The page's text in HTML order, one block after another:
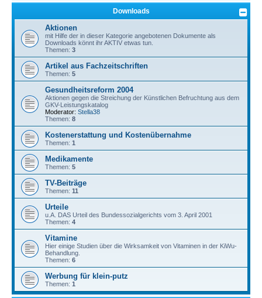
Downloads
Aktionen
mit Hilfe der in dieser Kategorie angebotenen Dokumente als
Downloads könnt ihr AKTIV etwas tun.
Themen: 3
Artikel aus Fachzeitschriften
Themen: 5
Gesundheitsreform 2004
Aktionen gegen die Streichung der Künstlichen Befruchtung aus dem
GKV-Leistungskatalog
Moderator: Stella38
Themen: 8
Kostenerstattung und Kostenübernahme
Themen: 1
Medikamente
Themen: 5
TV-Beiträge
Themen: 11
Urteile
u.A. DAS Urteil des Bundessozialgerichts vom 3. April 2001
Themen: 4
Vitamine
Hier einige Studien über die Wirksamkeit von Vitaminen in der KiWu-
Behandlung.
Themen: 6
Werbung für klein-putz
Themen: 1